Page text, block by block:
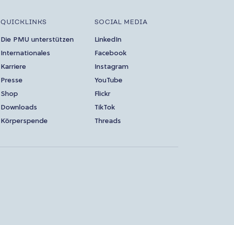
QUICKLINKS
Die PMU unterstützen
Internationales
Karriere
Presse
Shop
Downloads
Körperspende
SOCIAL MEDIA
LinkedIn
Facebook
Instagram
YouTube
Flickr
TikTok
Threads